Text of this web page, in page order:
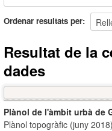
Ordenar resultats per
Resultat de la
dades
Plànol de l'àmbit urbà de
Plànol topogràfic (juny